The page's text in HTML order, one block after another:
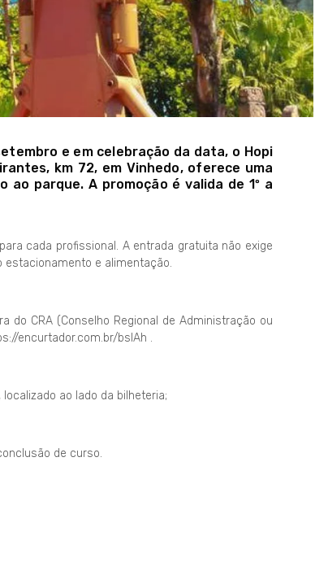
e em celebração da data, o Hopi
km 72, em Vinhedo, oferece uma
parque. A promoção é valida de 1º a
cada profissional. A entrada gratuita não exige
e alimentação.
do CRA (Conselho Regional de Administração ou
encurtador.com.br/bslAh .
ao lado da bilheteria;
de curso.